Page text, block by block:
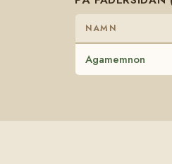
NAMN
Agamemnon